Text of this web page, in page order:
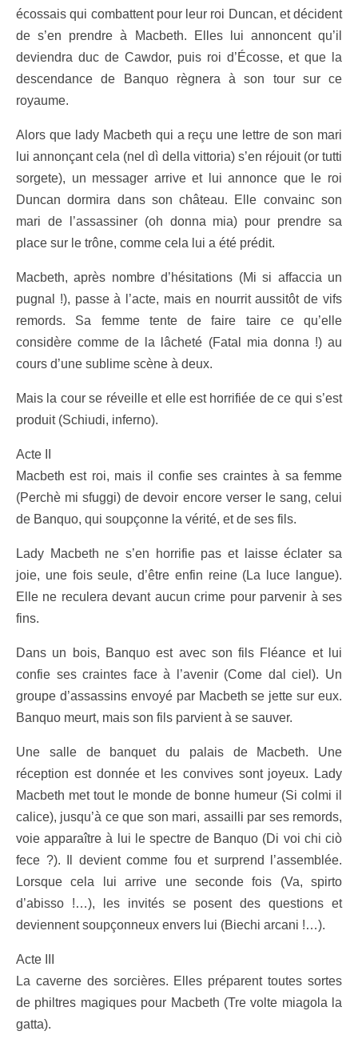
écossais qui combattent pour leur roi Duncan, et décident
de s’en prendre à Macbeth. Elles lui annoncent qu’il
deviendra duc de Cawdor, puis roi d’Écosse, et que la
descendance de Banquo règnera à son tour sur ce
royaume.
Alors que lady Macbeth qui a reçu une lettre de son mari
lui annonçant cela (nel dì della vittoria) s’en réjouit (or tutti
sorgete), un messager arrive et lui annonce que le roi
Duncan dormira dans son château. Elle convainc son
mari de l’assassiner (oh donna mia) pour prendre sa
place sur le trône, comme cela lui a été prédit.
Macbeth, après nombre d’hésitations (Mi si affaccia un
pugnal !), passe à l’acte, mais en nourrit aussitôt de vifs
remords. Sa femme tente de faire taire ce qu’elle
considère comme de la lâcheté (Fatal mia donna !) au
cours d’une sublime scène à deux.
Mais la cour se réveille et elle est horrifiée de ce qui s’est
produit (Schiudi, inferno).
Acte II
Macbeth est roi, mais il confie ses craintes à sa femme
(Perchè mi sfuggi) de devoir encore verser le sang, celui
de Banquo, qui soupçonne la vérité, et de ses fils.
Lady Macbeth ne s’en horrifie pas et laisse éclater sa
joie, une fois seule, d’être enfin reine (La luce langue).
Elle ne reculera devant aucun crime pour parvenir à ses
fins.
Dans un bois, Banquo est avec son fils Fléance et lui
confie ses craintes face à l’avenir (Come dal ciel). Un
groupe d’assassins envoyé par Macbeth se jette sur eux.
Banquo meurt, mais son fils parvient à se sauver.
Une salle de banquet du palais de Macbeth. Une
réception est donnée et les convives sont joyeux. Lady
Macbeth met tout le monde de bonne humeur (Si colmi il
calice), jusqu’à ce que son mari, assailli par ses remords,
voie apparaître à lui le spectre de Banquo (Di voi chi ciò
fece ?). Il devient comme fou et surprend l’assemblée.
Lorsque cela lui arrive une seconde fois (Va, spirto
d’abisso !…), les invités se posent des questions et
deviennent soupçonneux envers lui (Biechi arcani !…).
Acte III
La caverne des sorcières. Elles préparent toutes sortes
de philtres magiques pour Macbeth (Tre volte miagola la
gatta).